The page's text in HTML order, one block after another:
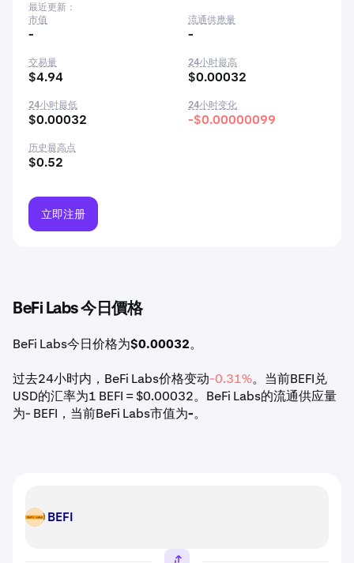
最近更新：
市值
-
流通供應量
-
交易量
$4.94
24小时最高
$0.00032
24小时最低
$0.00032
24小时变化
-$0.00000099
历史最高点
$0.52
立即注册
BeFi Labs 今日價格
BeFi Labs今日价格为$0.00032。
过去24小时内，BeFi Labs价格变动-0.31%。当前BEFI兑
USD的汇率为1 BEFI = $0.00032。BeFi Labs的流通供应量
为- BEFI，当前BeFi Labs市值为-。
BEFI BEFI